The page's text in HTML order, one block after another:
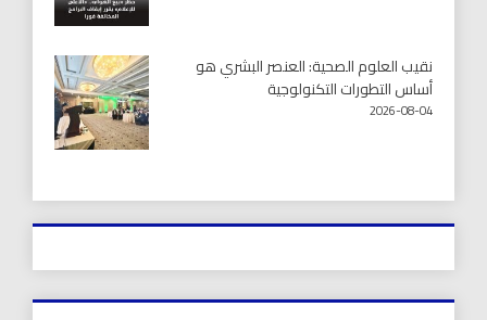
نقيب العلوم الصحية: العنصر البشري هو
أساس التطورات التكنولوجية
2026-08-04